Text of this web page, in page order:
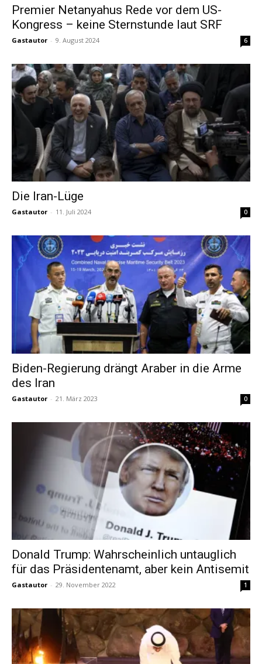
Premier Netanyahus Rede vor dem US-
Kongress – keine Sternstunde laut SRF
Gastautor - 9. August 2024 6
Die Iran-Lüge
Gastautor - 11. Juli 2024 0
Biden-Regierung drängt Araber in die Arme
des Iran
Gastautor - 21. März 2023 0
Donald Trump: Wahrscheinlich untauglich
für das Präsidentenamt, aber kein Antisemit
Gastautor - 29. November 2022 1